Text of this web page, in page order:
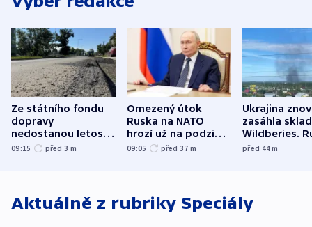
Ze státního fondu
dopravy
nedostanou letos
kraje na silnice ani
09:15 před 3 m
Omezený útok
Ruska na NATO
hrozí už na podzim,
varují tajné služby
09:05 před 37 m
Ukrajina
zasáhla
Wildberies.
útočili v
před 44m
Aktuálně z rubriky Speciály